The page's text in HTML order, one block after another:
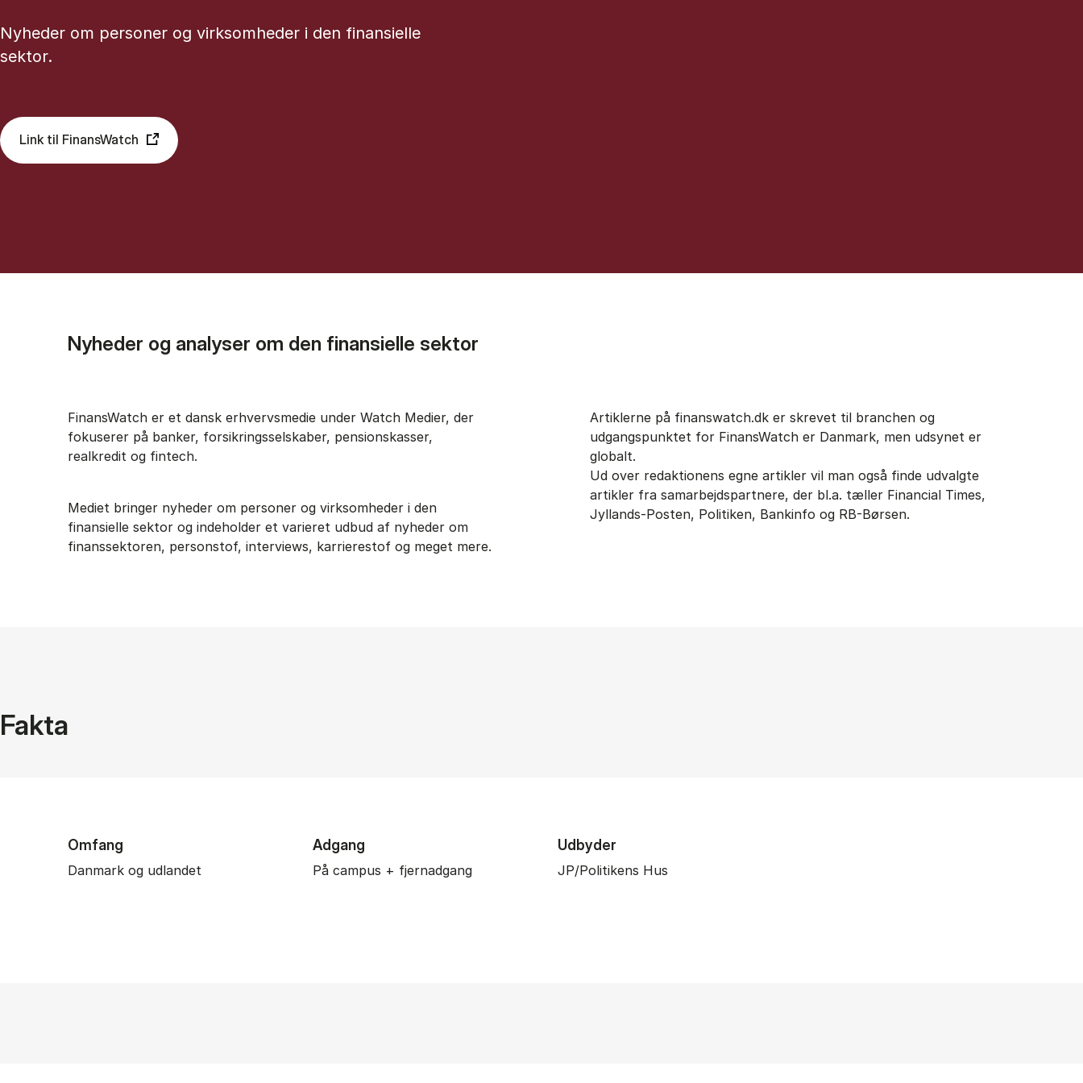
Nyheder om personer og virksomheder i den finansielle
sektor.
Link til FinansWatch
Nyheder og analyser om den finansielle sektor
FinansWatch er et dansk erhvervsmedie under Watch Medier, der
fokuserer på banker, forsikringsselskaber, pensionskasser,
realkredit og fintech.
Mediet bringer nyheder om personer og virksomheder i den
finansielle sektor og indeholder et varieret udbud af nyheder om
finanssektoren, personstof, interviews, karrierestof og meget mere.
Artiklerne på finanswatch.dk er skrevet til branchen og
udgangspunktet for FinansWatch er Danmark, men udsynet er
globalt.
Ud over redaktionens egne artikler vil man også finde udvalgte
artikler fra samarbejdspartnere, der bl.a. tæller Financial Times,
Jyllands-Posten, Politiken, Bankinfo og RB-Børsen.
Fakta
Omfang
Danmark og udlandet
Adgang
På campus + fjernadgang
Udbyder
JP/Politikens Hus